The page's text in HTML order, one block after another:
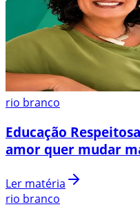
rio branco
Educação
amor quer mudar
Ler matéria
rio branco